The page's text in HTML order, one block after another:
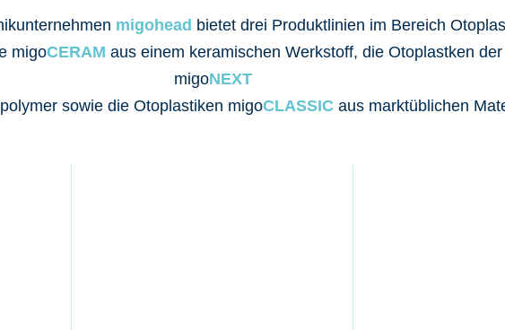
migohead bietet drei Produktlinien im Bereich
migoCERAM aus einem keramischen Werkstoff, die Otoplastken
migoNEXT
sowie die Otoplastiken migoCLASSIC aus marktüblichen